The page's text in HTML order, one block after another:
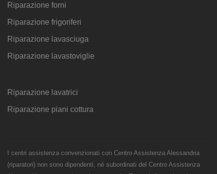
Riparazione forni
Riparazione frigoriferi
Riparazione lavasciuga
Riparazione lavastoviglie
Riparazione lavatrici
Riparazione piani cottura
I centri assistenza convenzionati con Centro Assistenza Alessandria
(riparatori) non sono dipendenti, né subordinati del Centro Assistenza